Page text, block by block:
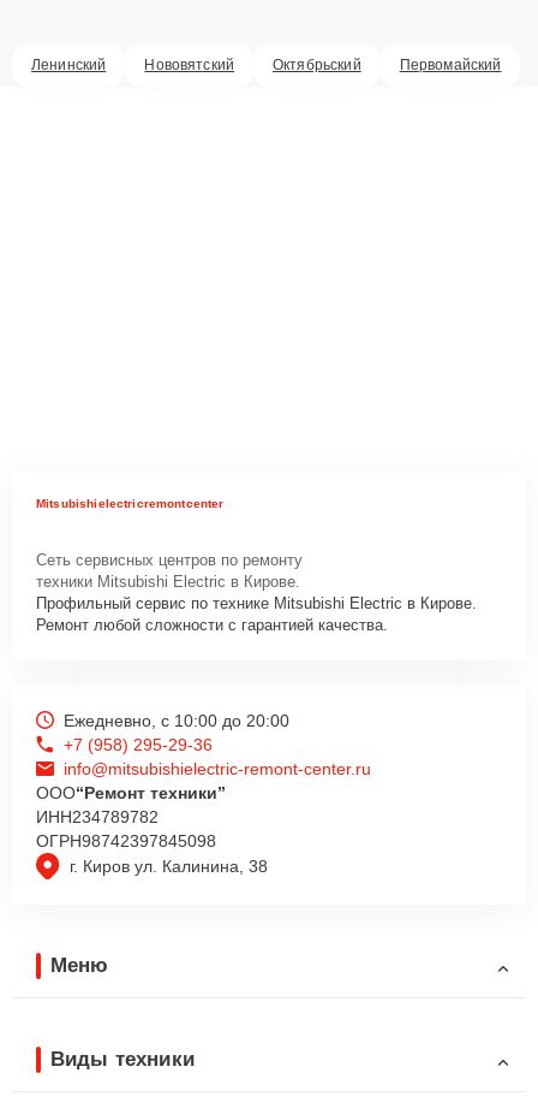
Ленинский Нововятский Октябрьский Первомайский
Mitsubishielectricremontcenter
Сеть сервисных центров по ремонту
техники Mitsubishi Electric в Кирове.
Профильный сервис по технике Mitsubishi Electric в Кирове.
Ремонт любой сложности с гарантией качества.
г. Киров ул. Калинина, 38
Ежедневно, с 10:00 до 20:00
+7 (958) 295-29-36
info@mitsubishielectric-remont-center.ru
ООО“Ремонт техники”
ИНН234789782
ОГРН98742397845098
Меню
Виды техники